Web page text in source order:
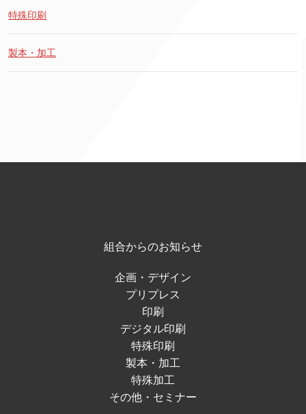
特殊印刷
製本・加工
組合からのお知らせ
企画・デザイン
プリプレス
印刷
デジタル印刷
特殊印刷
製本・加工
特殊加工
その他・セミナー